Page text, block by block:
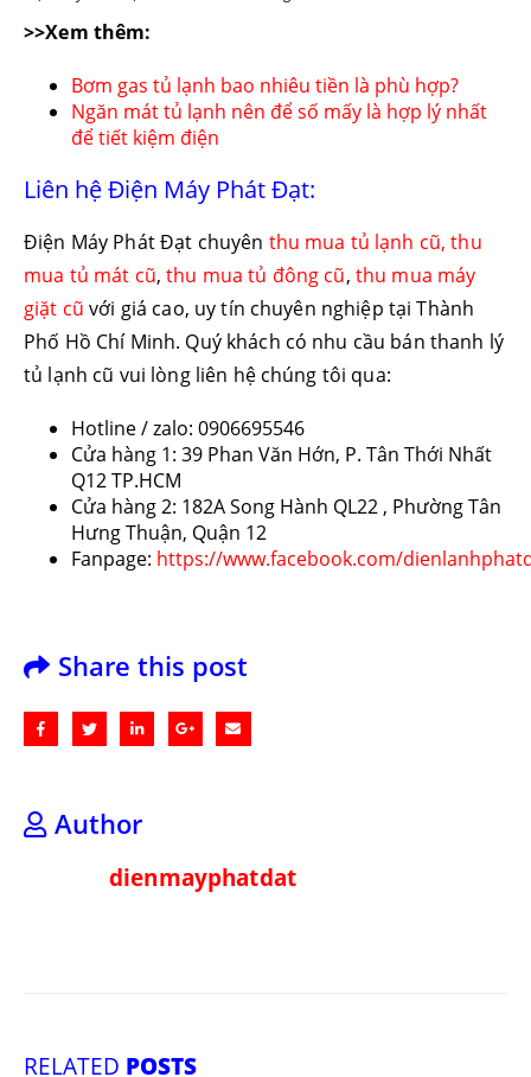
>>Xem thêm:
Bơm gas tủ lạnh bao nhiêu tiền là phù hợp?
Ngăn mát tủ lạnh nên để số mấy là hợp lý nhất
để tiết kiệm điện
Liên hệ Điện Máy Phát Đạt:
Điện Máy Phát Đạt chuyên thu mua tủ lạnh cũ, thu
mua tủ mát cũ, thu mua tủ đông cũ, thu mua máy
giặt cũ với giá cao, uy tín chuyên nghiệp tại Thành
Phố Hồ Chí Minh. Quý khách có nhu cầu bán thanh lý
tủ lạnh cũ vui lòng liên hệ chúng tôi qua:
Hotline / zalo: 0906695546
Cửa hàng 1: 39 Phan Văn Hớn, P. Tân Thới Nhất
Q12 TP.HCM
Cửa hàng 2: 182A Song Hành QL22 , Phường Tân
Hưng Thuận, Quận 12
Fanpage: https://www.facebook.com/
Share this post
Author
dienmayphatdat
RELATED POSTS